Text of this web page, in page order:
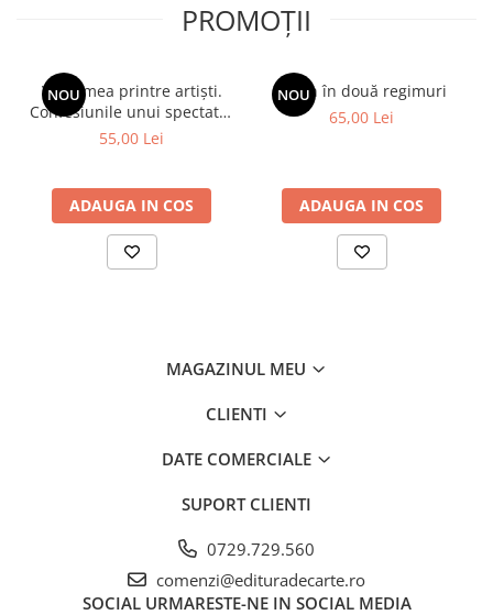
PROMOȚII
NOU
Viața mea printre artiști.
Confesiunile unui spectator
fidel
55,00 Lei
ADAUGA IN COS
NOU
Spion în două regimuri
65,00 Lei
ADAUGA IN COS
MAGAZINUL MEU
CLIENTI
DATE COMERCIALE
SUPORT CLIENTI
0729.729.560
comenzi@edituradecarte.ro
SOCIAL URMARESTE-NE IN SOCIAL MEDIA